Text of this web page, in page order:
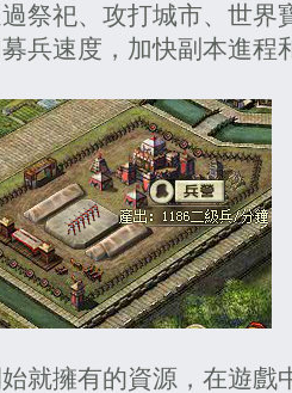
祀、攻打城市、世界
速度，加快副本進程
擁有的資源，在遊戲